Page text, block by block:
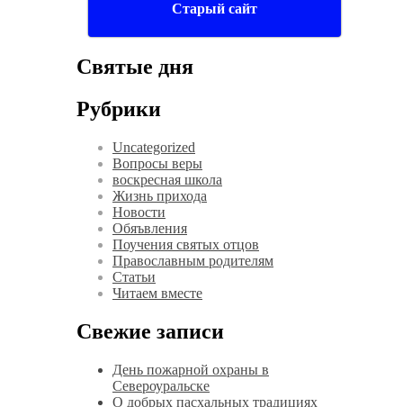
Старый сайт
Святые дня
Рубрики
Uncategorized
Вопросы веры
воскресная школа
Жизнь прихода
Новости
Обяъвления
Поучения святых отцов
Православным родителям
Статьи
Читаем вместе
Свежие записи
День пожарной охраны в
Североуральске
О добрых пасхальных традициях